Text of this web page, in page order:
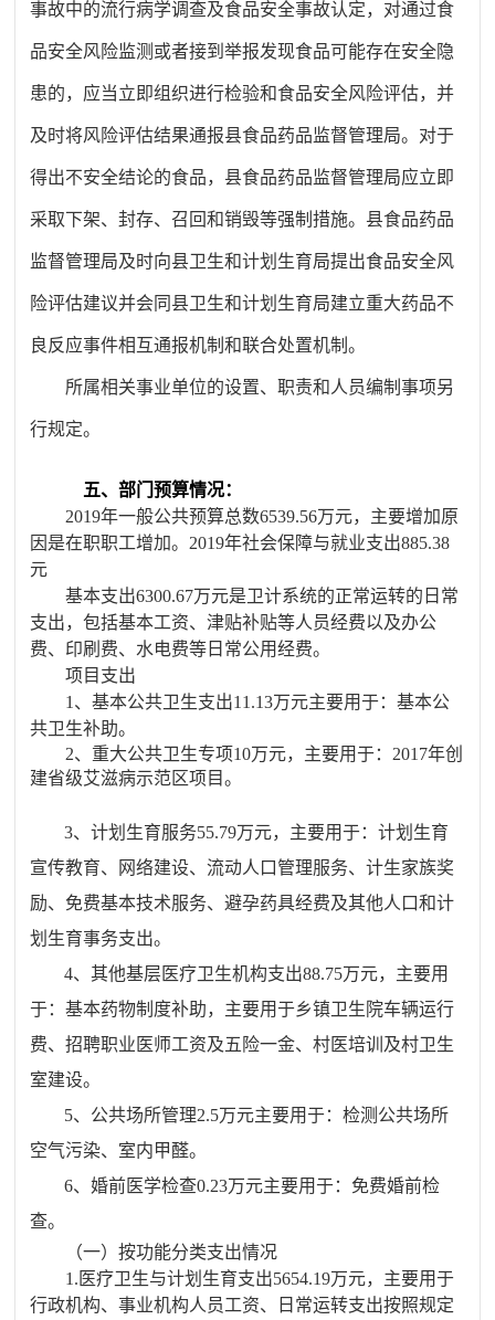
事故中的流行病学调查及食品安全事故认定，对通过食
品安全风险监测或者接到举报发现食品可能存在安全隐
患的，应当立即组织进行检验和食品安全风险评估，并
及时将风险评估结果通报县食品药品监督管理局。对于
得出不安全结论的食品，县食品药品监督管理局应立即
采取下架、封存、召回和销毁等强制措施。县食品药品
监督管理局及时向县卫生和计划生育局提出食品安全风
险评估建议并会同县卫生和计划生育局建立重大药品不
良反应事件相互通报机制和联合处置机制。
所属相关事业单位的设置、职责和人员编制事项另
行规定。
五、部门预算情况：
2019年一般公共预算总数6539.56万元，主要增加原
因是在职职工增加。 2019年社会保障与就业支出885.38
元
基本支出6300.67万元是卫计系统的正常运转的日常
支出，包括基本工资、津贴补贴等人员经费以及办公
费、印刷费、水电费等日常公用经费。
项目支出
1、基本公共卫生支出11.13万元主要用于：基本公
共卫生补助。
2、重大公共卫生专项10万元，主要用于：2017年创
建省级艾滋病示范区项目。
3、计划生育服务55.79万元，主要用于：计划生育
宣传教育、网络建设、流动人口管理服务、计生家族奖
励、免费基本技术服务、避孕药具经费及其他人口和计
划生育事务支出。
4、其他基层医疗卫生机构支出88.75万元，主要用
于：基本药物制度补助， 主要用于乡镇卫生院车辆运行
费、招聘职业医师工资及五险一金、村医培训及村卫生
室建设。
5、 公共场所管理2.5万元主要用于：检测公共场所
空气污染、室内甲醛。
6、婚前医学检查0.23万元主要用于：免费婚前检
查。
（一）按功能分类支出情况
1.医疗卫生与计划生育支出5654.19万元，主要用于
行政机构、事业机构人员工资、日常运转支出按照规定